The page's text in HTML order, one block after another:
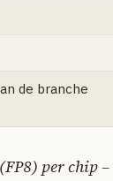
de branche
per chip –